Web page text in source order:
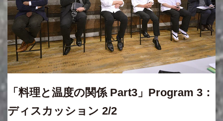
「料理と温度の関係 Part3」Program 3：
ディスカッション 2/2